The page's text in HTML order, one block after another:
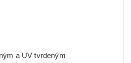
a UV tvrdeným